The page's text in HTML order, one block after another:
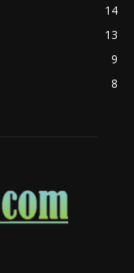
14
13
9
8